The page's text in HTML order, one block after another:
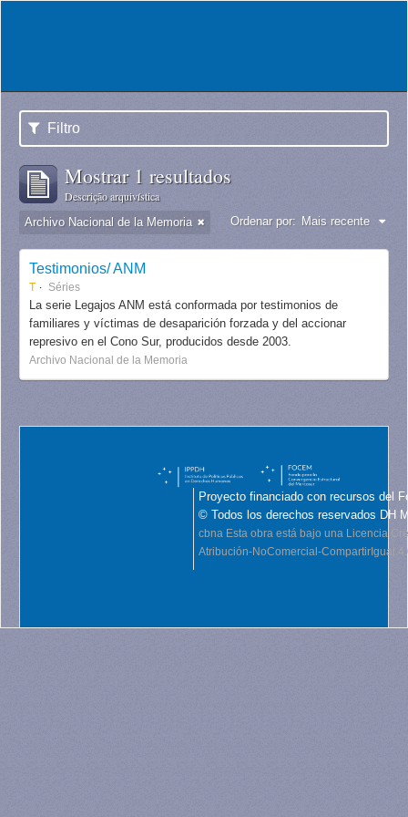
Filtro
Mostrar 1 resultados
Descrição arquivística
Archivo Nacional de la Memoria Ordenar por: Mais recente
Testimonios/ ANM
T Séries
La serie Legajos ANM está conformada por testimonios de
familiares y víctimas de desaparición forzada y del accionar
represivo en el Cono Sur, producidos desde 2003.
Archivo Nacional de la Memoria
Proyecto financiado con recursos del
© Todos los derechos reservados DH
cbna Esta obra está bajo una Licencia
Atribución-NoComercial-CompartirIgual